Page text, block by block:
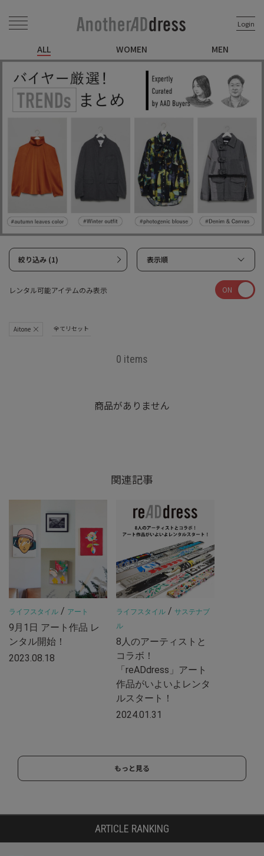
Login
ALL WOMEN MEN
絞り込み (1) 表示順
レンタル可能アイテムのみ表示 ON
Aitone 全てリセット
0 items
商品がありません
関連記事
ライフスタイル / アート
9月1日 アート作品 レ
ンタル開始！
2023.08.18
ライフスタイル / サステナブ
ル
8人のアーティストと
コラボ！
「reADdress」アート
作品がいよいよレンタ
ルスタート！
2024.01.31
もっと見る
ARTICLE RANKING